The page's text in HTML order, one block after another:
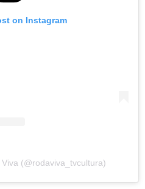
on Instagram
(@rodaviva_tvcultura)